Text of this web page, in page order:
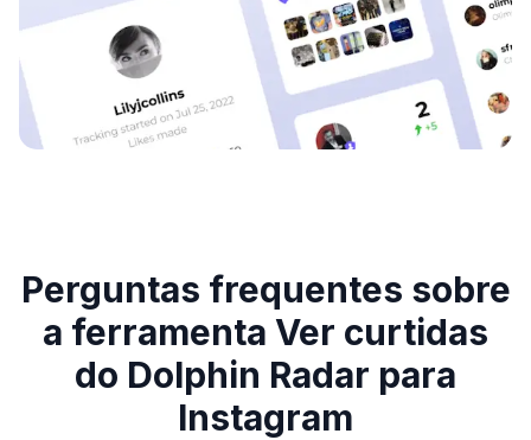
Perguntas frequentes sobre
a ferramenta Ver curtidas
do Dolphin Radar para
Instagram